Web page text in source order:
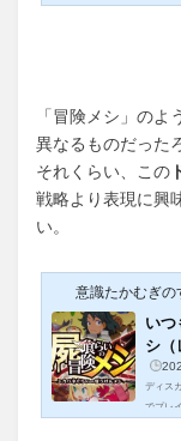
「冒険メシ」の
異なるものだった
それくらい、この
戦略より表現に興
い。
意識たかむぎの
い
シ（
ディス
でプレ